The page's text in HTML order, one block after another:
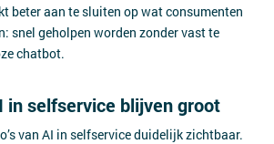
beter aan te sluiten op wat consumenten
snel geholpen worden zonder vast te
chatbot.
in selfservice blijven groot
van AI in selfservice duidelijk zichtbaar.